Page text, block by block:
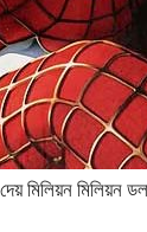
মিলিয়ন মিলিয়ন